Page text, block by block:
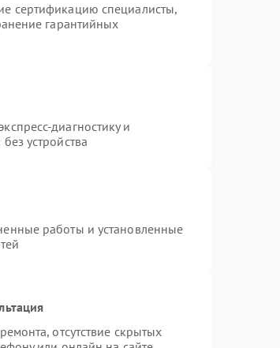
сертификацию специалисты,
гарантийных
диагностику и
устройства
работы и установленные
отсутствие скрытых